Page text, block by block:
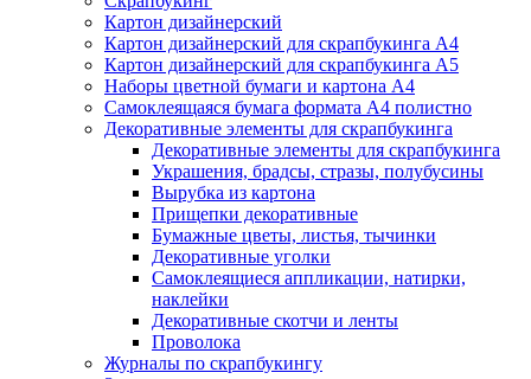
Картон дизайнерский
Картон дизайнерский для скрапбукинга А4
Картон дизайнерский для скрапбукинга А5
Наборы цветной бумаги и картона А4
Самоклеящаяся бумага формата А4 полистно
Декоративные элементы для скрапбукинга
Декоративные элементы для скрапбукинга
Украшения, брадсы, стразы, полубусины
Вырубка из картона
Прищепки декоративные
Бумажные цветы, листья, тычинки
Декоративные уголки
Самоклеящиеся аппликации, натирки,
наклейки
Декоративные скотчи и ленты
Проволока
Журналы по скрапбукингу